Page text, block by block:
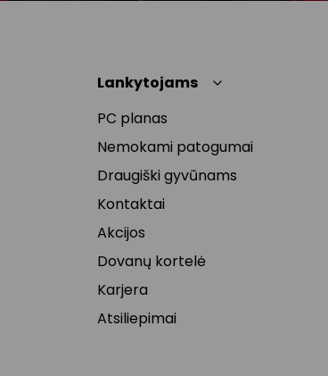
Lankytojams
PC planas
Nemokami patogumai
Draugiški gyvūnams
Kontaktai
Akcijos
Dovanų kortelė
Karjera
Atsiliepimai